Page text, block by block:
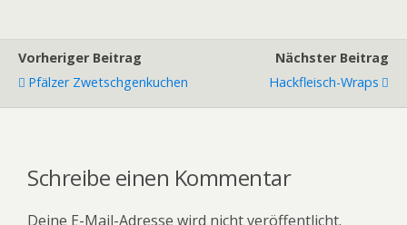
Vorheriger Beitrag
Pfälzer Zwetschgenkuchen
Nächster Beitrag
Hackfleisch-Wraps
Schreibe einen Kommentar
Deine E-Mail-Adresse wird nicht veröffentlicht.